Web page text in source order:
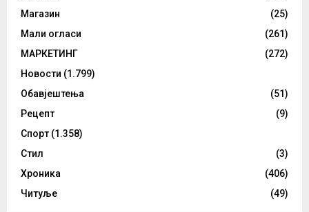
Магазин
(25)
Мали огласи
(261)
МАРКЕТИНГ
(272)
Новости (1.799)
Обавјештења
(51)
Рецепт
(9)
Спорт (1.358)
Стил
(3)
Хроника
(406)
Читуље
(49)